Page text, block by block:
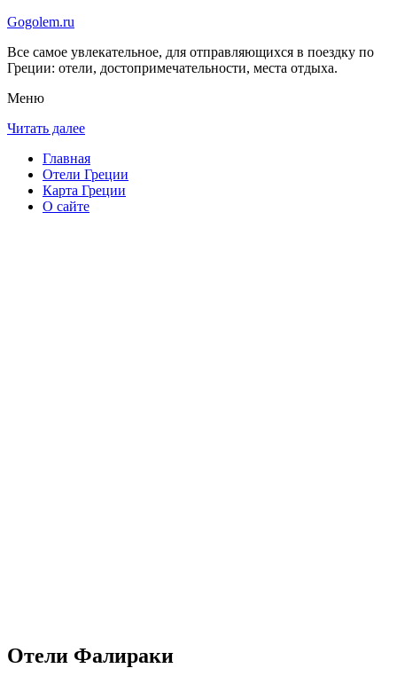
Gogolem.ru
Все самое увлекательное, для отправляющихся в поездку по
Греции: отели, достопримечательности, места отдыха.
Меню
Читать далее
Главная
Отели Греции
Карта Греции
О сайте
Отели Фалираки